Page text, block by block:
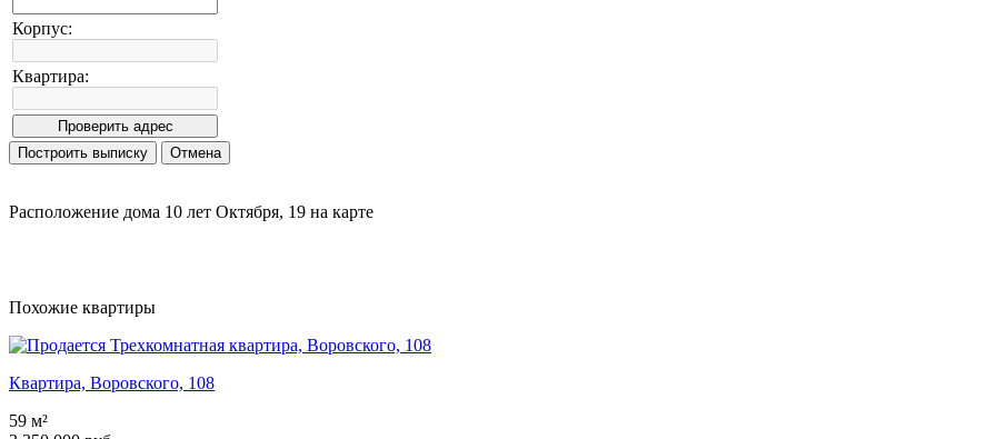
Корпус:
Квартира:
Расположение дома 10 лет Октября, 19 на карте
Похожие квартиры
Квартира, Воровского, 108
59 м²